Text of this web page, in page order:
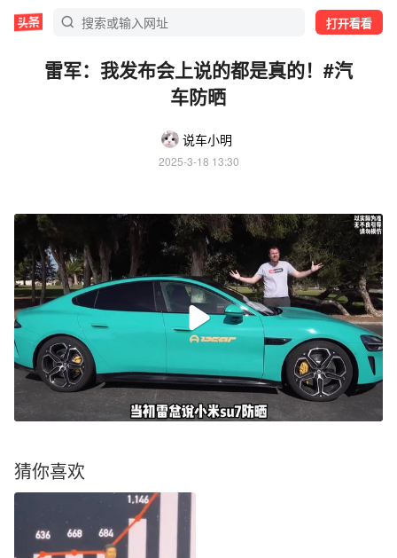
打开看看
雷军：我发布会上说的都是真的！#汽
车防晒
说车小明
2025-3-18 13:30
猜你喜欢